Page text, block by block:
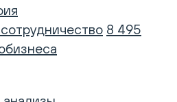
8 495